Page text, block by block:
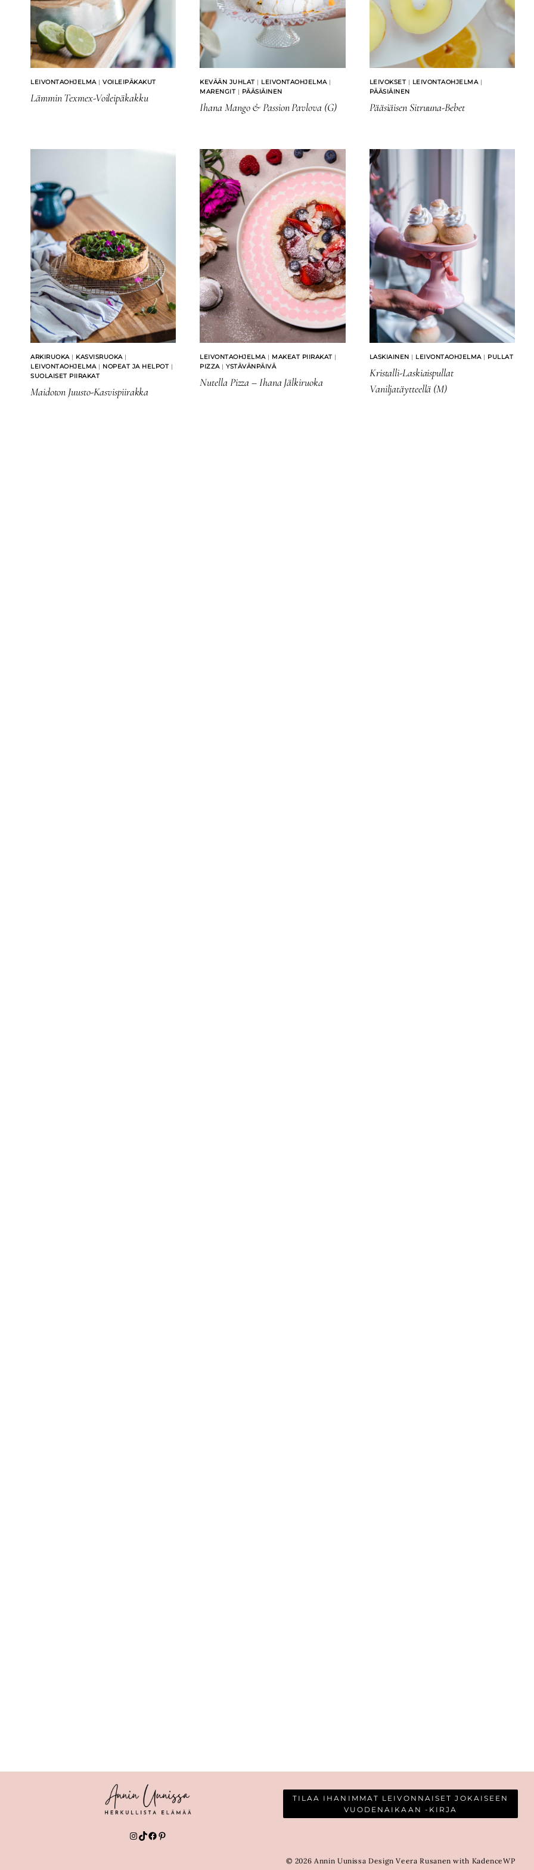
LEIVONTAOHJELMA| VOILEIPÄKAKUT
Lämmin Texmex-Voileipäkakku
KEVÄÄN JUHLAT | LEIVONTAOHJELMA|
MARENGIT | PÄÄSIÄINEN
Ihana Mango & Passion Pavlova (G)
LEIVOKSET | LEIVONTAOHJELMA|
PÄÄSIÄINEN
Pääsiäisen Sitruuna-Bebet
ARKIRUOKA| KASVISRUOKA|
LEIVONTAOHJELMA| NOPEAT JA HELPOT |
SUOLAISET PIIRAKAT
Maidoton Juusto-Kasvispiirakka
LEIVONTAOHJELMA| MAKEAT PIIRAKAT |
PIZZA|YSTÄVÄNPÄIVÄ
Nutella Pizza – Ihana Jälkiruoka
LASKIAINEN | LEIVONTAOHJELMA| PULLAT
Kristalli-Laskiaispullat
Vaniljatäytteellä (M)
Instagram
TikTok
Facebook
Pinterest
TILAA IHANIMMAT LEIVONNAISET JOKAISEEN
VUODENAIKAAN -KIRJA
© 2026 Annin Uunissa Design Veera Rusanen with KadenceWP